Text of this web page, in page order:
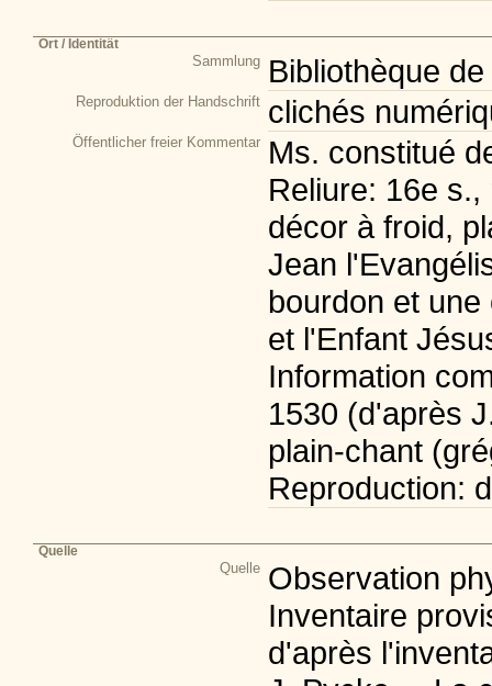
Ort / Identität
Sammlung Bibliothèque
Reproduktion der Handschrift clichés
Öffentlicher freier Kommentar Ms. constitué
Reliure: 16e
décor à froid,
Jean
bourdon et
et l'Enfant
Information
1530 (d'après
plain-chant
Reproduction:
Quelle
Quelle Observation
Inventaire
d'après